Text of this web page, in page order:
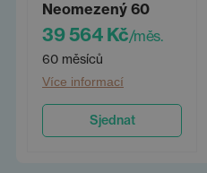
Neomezený 60
39 564 Kč/měs.
60 měsíců
Více informací
Sjednat